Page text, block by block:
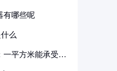
有哪些呢
么
一平方米能承受多